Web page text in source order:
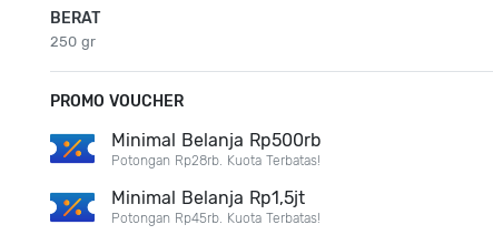
BERAT
250 gr
PROMO VOUCHER
Minimal Belanja Rp500rb
Potongan Rp28rb. Kuota Terbatas!
Minimal Belanja Rp1,5jt
Potongan Rp45rb. Kuota Terbatas!